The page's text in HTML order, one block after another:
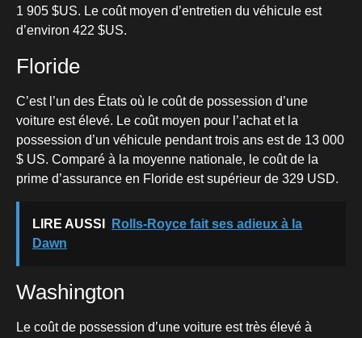
1 905 $US. Le coût moyen d’entretien du véhicule est
d’environ 422 $US.
Floride
C’est l’un des États où le coût de possession d’une
voiture est élevé. Le coût moyen pour l’achat et la
possession d’un véhicule pendant trois ans est de 13 000
$ US. Comparé à la moyenne nationale, le coût de la
prime d’assurance en Floride est supérieur de 329 USD.
LIRE AUSSI
Rolls-Royce fait ses adieux à la
Dawn
Washington
Le coût de possession d’une voiture est très élevé à